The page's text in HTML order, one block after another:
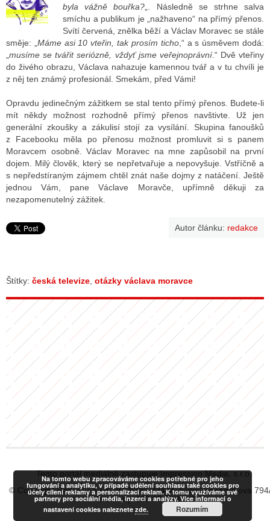
byla vážně bouřka? „. Následně se strhne salva
smíchu a publikum je „nažhaveno“ na přímý přenos.
Svítí červená, znělka běží a Václav Moravec se stále
směje: „ Máme asi 10 vteřin, tak prosím ticho,“ a s úsměvem dodá:
musíme se tvářit seriózně, vždyť jsme veřejnoprávní.“ Dvě vteřiny
do živého obrazu, Václava nahazuje kamennou tvář a v tu chvíli je
z něj ten známý profesionál. Smekám, před Vámi!
Opravdu jedinečným zážitkem se stal tento přímý přenos. Budete-li
mít někdy možnost rozhodně přímý přenos navštivte. Už jen
generální zkoušky a zákulisí stojí za vysílání. Skupina fanoušků
z Facebooku měla po přenosu možnost promluvit si s panem
Moravcem osobně. Václav Moravec na mne zapůsobil na první
dojem. Milý člověk, který se nepřetvařuje a nepovyšuje. Vstříčně a
s nepředstíraným zájmem chtěl znát naše dojmy z natáčení. Ještě
jednou Vám, pane Václave Moravče, upřímně děkuji za
nezapomenutelný zážitek.
Autor článku: redakce
Štítky: česká televize otázky václava moravce
Tento portál mediálně zastupuje Impression Media, s.r.o.
© Copyright RadiaCZ s.r.o., IČO: 06533434, Sídlo: Koperníkova
Vinohrady, 120 00 Praha 2
Na tomto webu zpracováváme cookies potřebné pro jeho
fungování a analytiku, v případě udělení souhlasu také cookies pro
účely cílení reklamy a personalizaci reklam. K tomu využíváme své
partnery pro sociální média, inzerci a analýzy. Více informací o
nastavení cookies naleznete zde. Rozumím